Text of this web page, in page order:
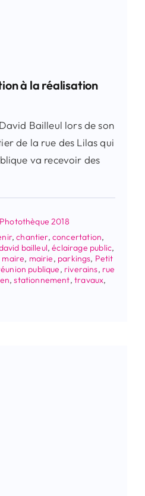
à la réalisation
Bailleul lors de son
de la rue des Lilas qui
va recevoir des
Photothèque 2018
,chantier, concertation,
bailleul,éclairage public,
maire, mairie, parkings, Petit
publique, riverains, rue
,stationnement,travaux,